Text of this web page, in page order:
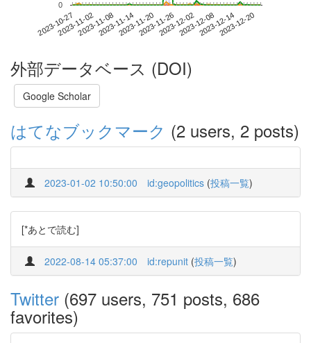
2023-10-272023-11-022023-11-082023-11-142023-11-202023-11-262023-12-022023-12-082023-12-142023-12-20
0
外部データベース (DOI)
Google Scholar
はてなブックマーク (2 users, 2 posts)
2023-01-02 10:50:00 id:geopolitics (投稿一覧)
[*あとで読む]
2022-08-14 05:37:00 id:repunit (投稿一覧)
Twitter (697 users, 751 posts, 686
favorites)